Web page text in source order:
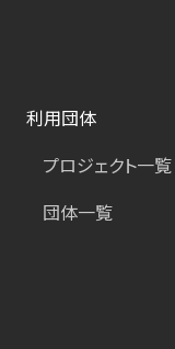
利用団体
プロジェクト一覧
団体一覧